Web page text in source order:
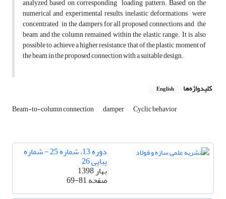
analyzed based on corresponding loading pattern. Based on the
numerical and experimental results, inelastic deformations were
concentrated in the dampers for all proposed connections and the
beam and the column remained within the elastic range. It is also
possible to achieve a higher resistance that of the plastic moment of
the beam in the proposed connection with a suitable design.
کلیدواژه‌ها English
Beam-to-column connection damper Cyclic behavior
دوره 13، شماره 25 - شماره
پیاپی 26
بهار 1398
صفحه69-81